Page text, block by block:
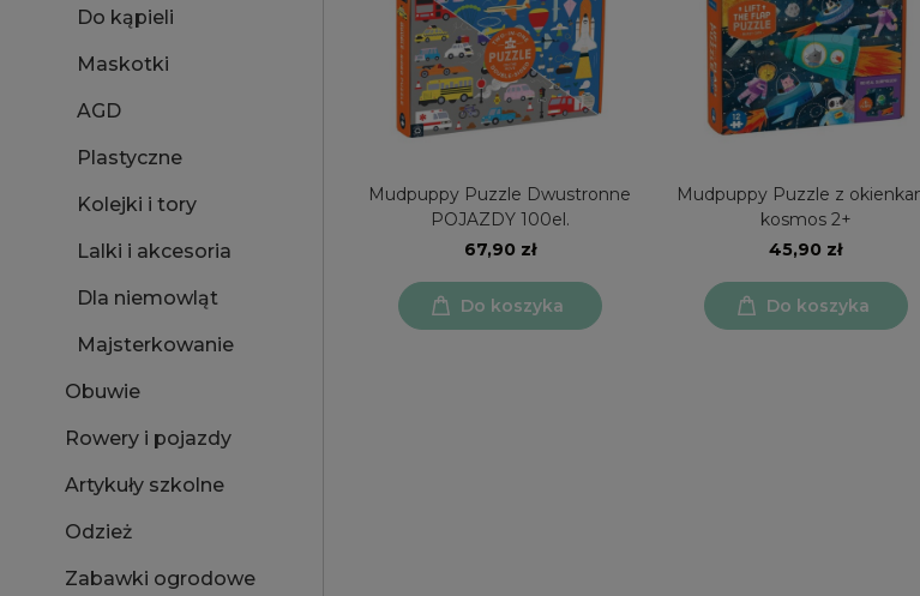
Do kąpieli
Maskotki
AGD
Plastyczne
Kolejki i tory
Lalki i akcesoria
Dla niemowląt
Majsterkowanie
Obuwie
Rowery i pojazdy
Artykuły szkolne
Odzież
Zabawki ogrodowe
Mudpuppy Puzzle Dwustronne
POJAZDY 100el.
67,90 zł
Do koszyka
Mudpuppy Puzzle z
kosmos 2+
45,90 zł
Do koszyka